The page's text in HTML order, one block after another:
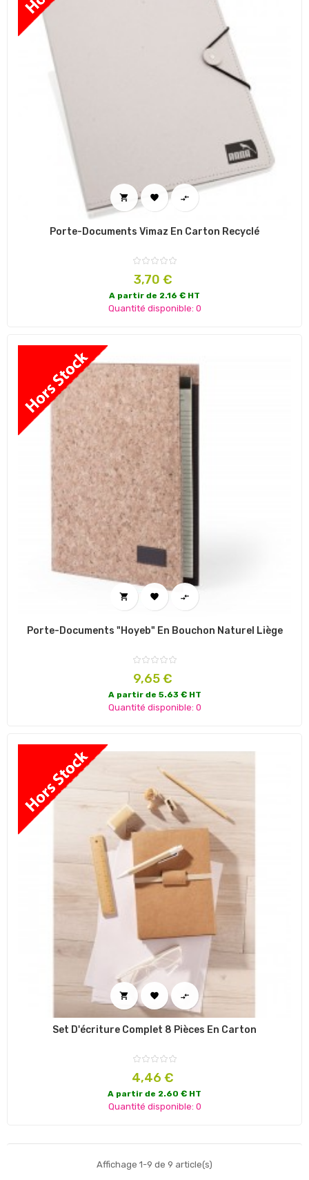
  
Porte-Documents Vimaz En Carton Recyclé
Prix
3,70 €
A partir de 2.16 € HT
Quantité disponible: 0
  
Porte-Documents "Hoyeb" En Bouchon Naturel Liège
Prix
9,65 €
A partir de 5.63 € HT
Quantité disponible: 0
  
Set D'écriture Complet 8 Pièces En Carton
Prix
4,46 €
A partir de 2.60 € HT
Quantité disponible: 0
Affichage 1-9 de 9 article(s)